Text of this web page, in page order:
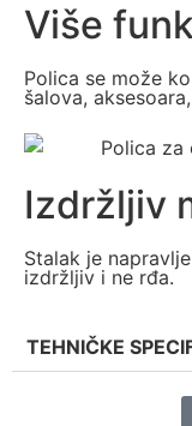
Više
Polica se može
šalova,
Izdržljiv
Stalak je
izdržljiv i ne rđa.
TEHNIČKE